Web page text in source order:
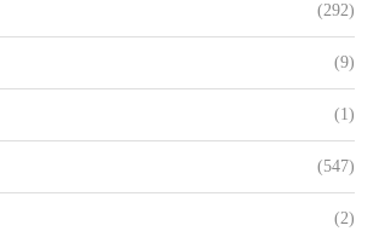
(292)
(9)
(1)
(547)
(2)